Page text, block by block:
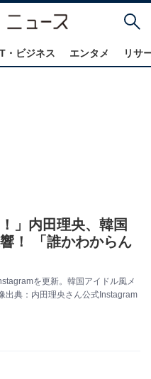
・ビジネス エンタメ リサ
」内田理央、韓国
！ 「誰かわからん
を更新。韓国アイドル風メ
出典：内田理央さん公式Instagram